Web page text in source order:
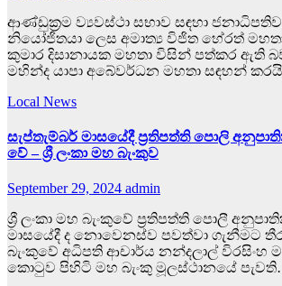
ආණ්ඩුක්‍රම ව්‍යවස්ථා සභාව සඳහා
නියෝජිතයා ලෙස අමාත්‍ය විජිත හේරත්
කුමාර දිසානායක මහතා විසින් පත්කර ඇති
මහින්ද යාපා අබේවර්ධන මහතා සඳහන්
Local News
සැප්තැම්බර් මාසයේදී ප්‍රතිපත්ති පොලි
වේ – ශ්‍රී ලංකා මහ බැංකුව
September 29, 2024 admin
ශ්‍රී ලංකා මහ බැංකුවේ ප්‍රති­පත්ති පොලී
මාස­යේදී ද නොවෙ­නස්ව පවත්වා ගැනී­මට
බැංකුවේ අධි­පති ආචාර්ය නන්ද­ලාල් විර­සිංහ
කොටුව පිහිටි මහ බැංකු මූල­ස්ථා­නයේ